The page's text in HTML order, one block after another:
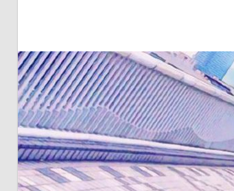
き
ど
き
お
台
場
～